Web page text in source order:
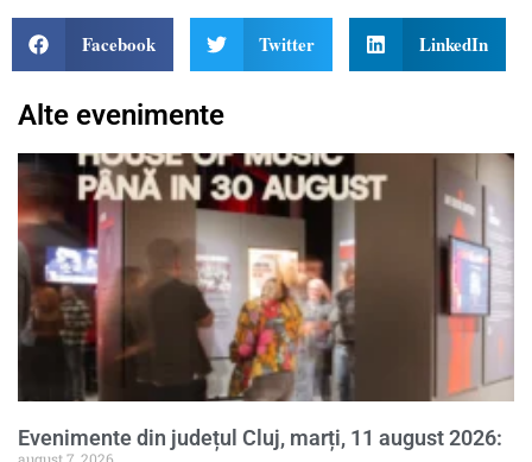
Facebook Twitter LinkedIn
Alte evenimente
Evenimente din județul Cluj, marți, 11 august 2026: